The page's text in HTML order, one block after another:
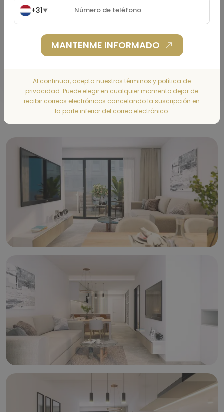
+31▼
MANTENME INFORMADO
Al continuar, acepta nuestros términos y política de
privacidad. Puede elegir en cualquier momento dejar de
recibir correos electrónicos cancelando la suscripción en
la parte inferior del correo electrónico.